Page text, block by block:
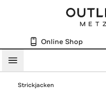
Online Shop
Menü
Strickjacken